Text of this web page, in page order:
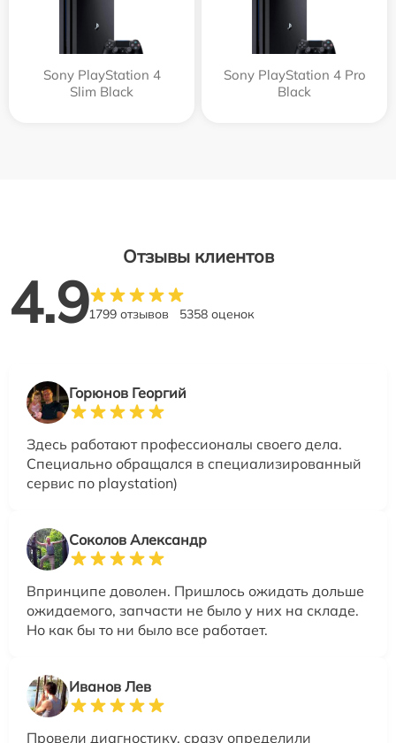
Sony PlayStation 4
Slim Black
Sony PlayStation 4 Pro
Black
Отзывы клиентов
4.91799 отзывов 5358 оценок
Горюнов Георгий
Здесь работают профессионалы своего дела.
Специально обращался в специализированный
сервис по playstation)
Соколов Александр
Впринципе доволен. Пришлось ожидать дольше
ожидаемого, запчасти не было у них на складе.
Но как бы то ни было все работает.
Иванов Лев
Провели диагностику, сразу определили